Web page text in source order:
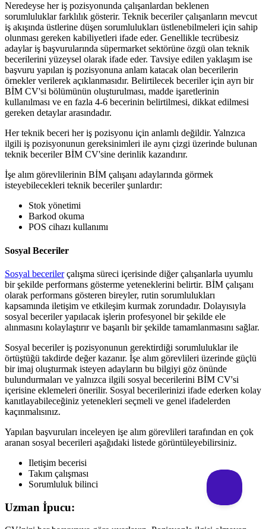
Neredeyse her iş pozisyonunda çalışanlardan beklenen
sorumluluklar farklılık gösterir. Teknik beceriler çalışanların mevcut
iş akışında üstlerine düşen sorumlulukları üstlenebilmeleri için sahip
olunması gereken kabiliyetleri ifade eder. Genellikle tecrübesiz
adaylar iş başvurularında süpermarket sektörüne özgü olan teknik
becerilerini yüzeysel olarak ifade eder. Tavsiye edilen yaklaşım ise
başvuru yapılan iş pozisyonuna anlam katacak olan becerilerin
örnekler verilerek açıklanmasıdır. Belirtilecek beceriler için ayrı bir
BİM CV'si bölümünün oluşturulması, madde işaretlerinin
kullanılması ve en fazla 4-6 becerinin belirtilmesi, dikkat edilmesi
gereken detaylar arasındadır.
Her teknik beceri her iş pozisyonu için anlamlı değildir. Yalnzıca
ilgili iş pozisyonunun gereksinimleri ile aynı çizgi üzerinde bulunan
teknik beceriler BİM CV'sine derinlik kazandırır.
İşe alım görevlilerinin BİM çalışanı adaylarında görmek
isteyebilecekleri teknik beceriler şunlardır:
Stok yönetimi
Barkod okuma
POS cihazı kullanımı
Sosyal Beceriler
Sosyal becerilerçalışma süreci içerisinde diğer çalışanlarla uyumlu
bir şekilde performans gösterme yeteneklerini belirtir. BİM çalışanı
olarak performans gösteren bireyler, rutin sorumlulukları
kapsamında iletişim ve etkileşim kurmak zorundadır. Dolayısıyla
sosyal beceriler yapılacak işlerin profesyonel bir şekilde ele
alınmasını kolaylaştırır ve başarılı bir şekilde tamamlanmasını sağlar.
Sosyal beceriler iş pozisyonunun gerektirdiği sorumluluklar ile
örtüştüğü takdirde değer kazanır. İşe alım görevlileri üzerinde güçlü
bir imaj oluşturmak isteyen adayların bu bilgiyi göz önünde
bulundurmaları ve yalnızca ilgili sosyal becerilerini BİM CV'si
içerisine eklemeleri önerilir. Sosyal becerilerinizi ifade ederken kolay
kanıtlayabileceğiniz yetenekleri seçmeli ve genel ifadelerden
kaçınmalısınız.
Yapılan başvuruları inceleyen işe alım görevlileri tarafından en çok
aranan sosyal becerileri aşağıdaki listede görüntüleyebilirsiniz.
Iletişim becerisi
Takım çalışması
Sorumluluk bilinci
Uzman İpucu: